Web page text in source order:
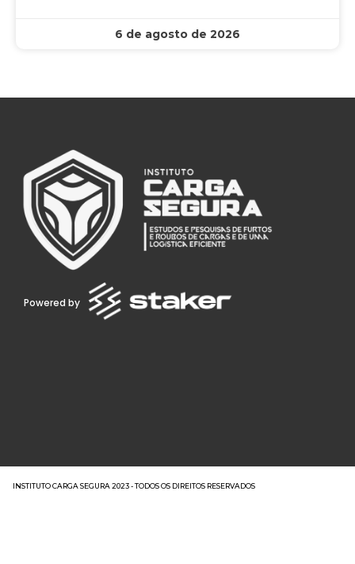
6 de agosto de 2026
Powered by
INSTITUTO CARGA SEGURA 2023 - TODOS OS DIREITOS RESERVADOS